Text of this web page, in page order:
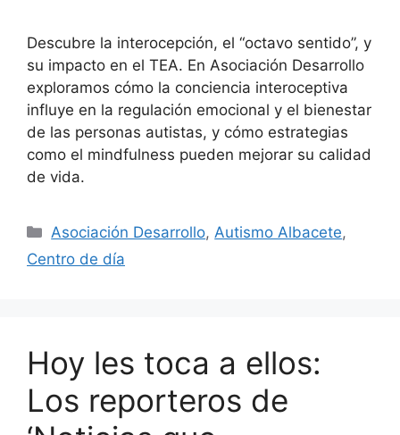
Descubre la interocepción, el “octavo sentido”, y
su impacto en el TEA. En Asociación Desarrollo
exploramos cómo la conciencia interoceptiva
influye en la regulación emocional y el bienestar
de las personas autistas, y cómo estrategias
como el mindfulness pueden mejorar su calidad
de vida.
Asociación Desarrollo,Autismo Albacete,
Centro de día
Hoy les toca a ellos:
Los reporteros de